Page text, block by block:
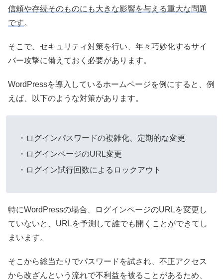
信頼や存続そのものにも大きな影響を与える重大な問題
です。
そこで、セキュリティ対策を行い、年々巧妙化するサイ
バー攻撃に備えておく必要があります。
WordPressを導入しているホームページを例にすると、例
えば、以下のような対策があります。
・ログインパスワードの複雑化、定期的な変更
・ログインページのURL変更
・ログイン試行回数によるロックアウト
特にWordPressの場合、ログインページのURLを変更し
ていないと、URLを予測して誰でも開くことができてし
まいます。
そこから総当たりでパスワードを試され、不正アクセス
から改ざんという流れで不利益を被ることがあるため、